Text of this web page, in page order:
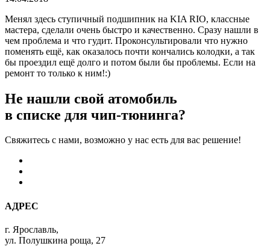
Менял здесь ступичный подшипник на KIA RIO, классные
мастера, сделали очень быстро и качественно. Сразу нашли в
чем проблема и что гудит. Проконсультировали что нужно
поменять ещё, как оказалось почти кончались колодки, а так
бы проездил ещё долго и потом были бы проблемы. Если на
ремонт то только к ним!:)
Не нашли свой атомобиль
в списке для чип-тюнинга?
Свяжитесь с нами, возможно у нас есть для вас решение!
АДРЕС
г. Ярославль,
ул. Полушкина роща, 27